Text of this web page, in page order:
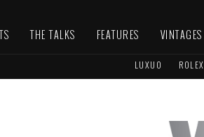
THE TALKS FEATURES VINTAGES
LUXUO ROLEX